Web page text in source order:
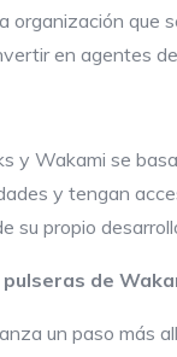
organización que
en agentes
y Wakami se
y tengan
su propio
de
un paso más